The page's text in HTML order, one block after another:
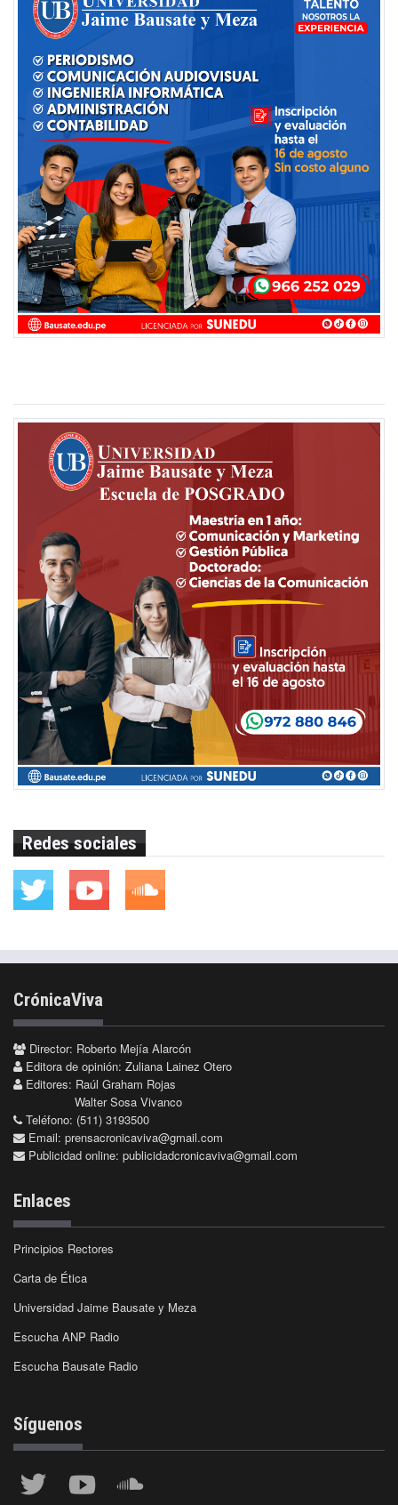
Redes sociales
CrónicaViva
Director: Roberto Mejía Alarcón
Editora de opinión: Zuliana Lainez Otero
Editores: Raúl Graham Rojas
Walter Sosa Vivanco
Teléfono: (511) 3193500
Email: prensacronicaviva@gmail.com
Publicidad online: publicidadcronicaviva@gmail.com
Enlaces
Principios Rectores
Carta de Ética
Universidad Jaime Bausate y Meza
Escucha ANP Radio
Escucha Bausate Radio
Síguenos